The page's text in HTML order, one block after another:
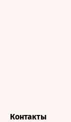
Контакты